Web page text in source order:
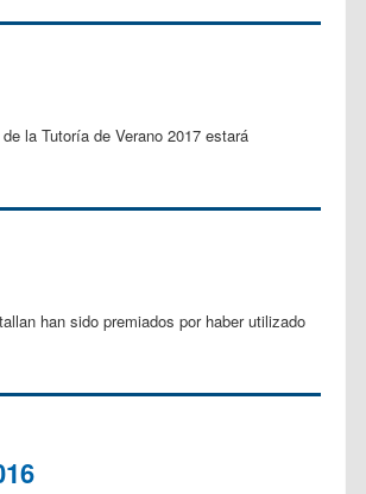
la Tutoría de Verano 2017 estará
han sido premiados por haber utilizado